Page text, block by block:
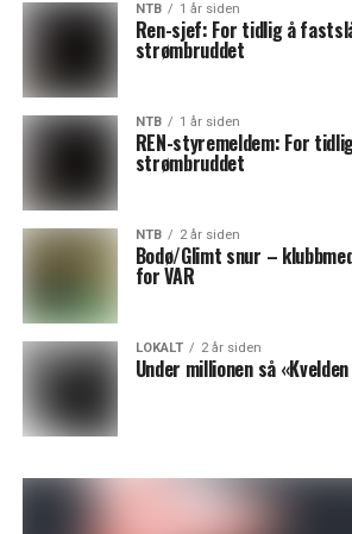
NTB 1 år siden
Ren-sjef: For tidlig å
strømbruddet
NTB 1 år siden
REN-styremeldem: For
strømbruddet
NTB 2 år siden
Bodø/Glimt snur –
for VAR
LOKALT 2 år siden
Under millionen så